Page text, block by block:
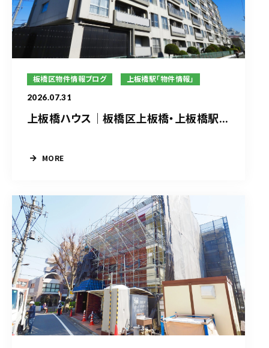
板橋区物件情報ブログ 上板橋駅「物件情報」
2026.07.31
上板橋ハウス｜板橋区上板橋・上板橋駅...
MORE